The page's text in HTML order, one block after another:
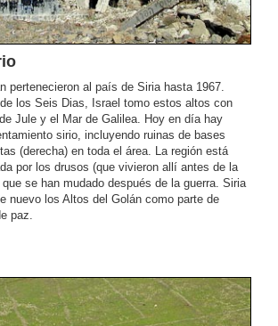
pertenecieron al país de Siria hasta 1967.
los Seis Dias, Israel tomo estos altos con
Jule y el Mar de Galilea. Hoy en día hay
sirio, incluyendo ruinas de bases
(derecha) en toda el área. La región está
por los drusos (que vivieron allí antes de la
se han mudado después de la guerra. Siria
nuevo los Altos del Golán como parte de
paz.